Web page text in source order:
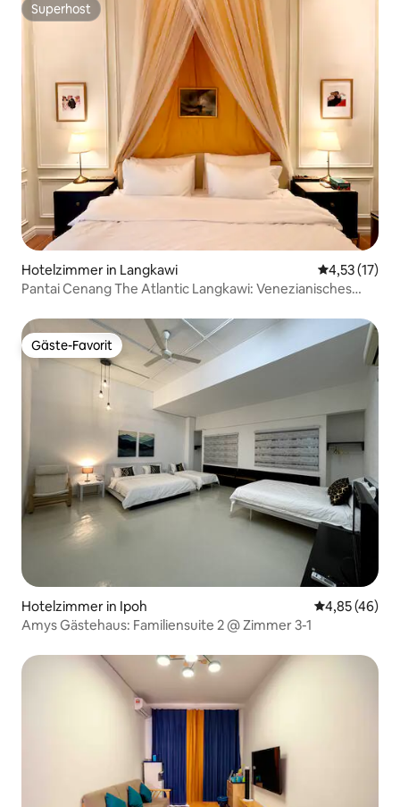
Superhost
Superhost
Hotelzimmer in Langkawi
4,53 (17)
Pantai Cenang The Atlantic Langkawi: Venezianisches
Gäste-Favorit
Gäste-Favorit
Hotelzimmer in Ipoh
4,85 (46)
Amys Gästehaus: Familiensuite 2 @ Zimmer 3-1